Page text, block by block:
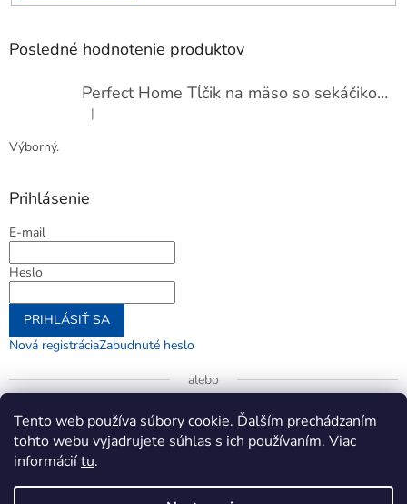
Tento web používa súbory cookie. Ďalším prechádzaním
tohto webu vyjadrujete súhlas s ich používaním. Viac
informáciítu.
Posledné hodnotenie produktov
Perfect Home Tĺčik na mäso so sekáčikom, 56893
Hodnotenie produktu je 5 z 5 hviezdičiek.
|
Výborný.
Prihlásenie
E-mail
Heslo
PRIHLÁSIŤ SA
Nová registráciaZabudnuté heslo
alebo
Prihlásiť sa cez Google